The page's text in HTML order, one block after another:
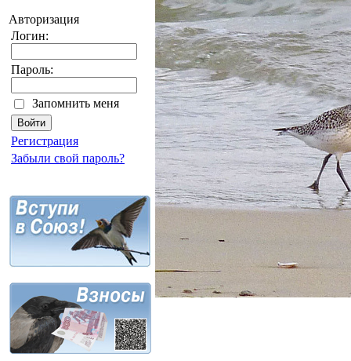
Авторизация
Логин:
Пароль:
Запомнить меня
Регистрация
Забыли свой пароль?